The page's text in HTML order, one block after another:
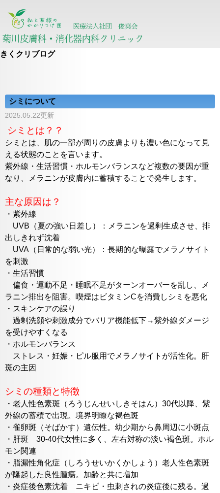
きくクリブログ
シミについて
2025.05.22更新
シミとは？？
シミとは、肌の一部が周りの皮膚よりも濃い色になって見
える状態のことを言います。
紫外線・生活習慣・ホルモンバランスなど複数の要因が重
なり、メラニンが皮膚内に蓄積することで発生します。
主な原因は？
・紫外線
UVB（夏の強い日差し）：メラニンを過剰生成させ、排
出しきれず沈着
UVA（日常的な弱い光）：長期的な曝露でメラノサイト
を刺激
・生活習慣
偏食・運動不足・睡眠不足がターンオーバーを乱し、メ
ラニン排出を阻害。喫煙はビタミンCを消費しシミを悪化
・スキンケアの誤り
過剰洗顔や刺激成分でバリア機能低下→紫外線ダメージ
を受けやすくなる
・ホルモンバランス
ストレス・妊娠・ピル服用でメラノサイトが活性化。肝
斑の主因
シミの種類と特徴
・老人性色素斑（ろうじんせいしきそはん）30代以降、紫
外線の蓄積で出現。境界明瞭な褐色斑
・雀卵斑（そばかす）遺伝性。幼少期から鼻周辺に小斑点
・肝斑 30-40代女性に多く、左右対称の淡い褐色斑。ホル
モン関連
・脂漏性角化症（しろうせいかくかしょう）老人性色素斑
が隆起した良性腫瘍。加齢と共に増加
・炎症後色素沈着 ニキビ・虫刺されの炎症後に残る。過